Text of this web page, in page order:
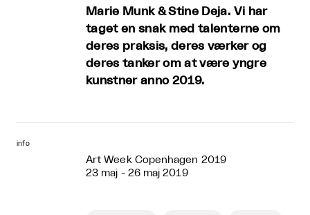
Marie Munk & Stine Deja. Vi har
taget en snak med talenterne om
deres praksis, deres værker og
deres tanker om at være yngre
kunstner anno 2019.
info
Art Week Copenhagen 2019
23 maj - 26 maj 2019